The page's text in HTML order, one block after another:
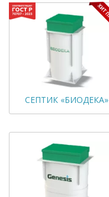
СЕПТИК «БИОДЕКА»